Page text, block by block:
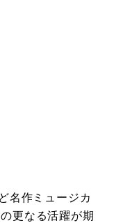
名作ミュージカ
更なる活躍が期